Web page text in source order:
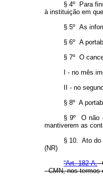
§ 4º Para
à instituição em
§ 5º As
§ 6º A
§ 7º O
I - no mês
II - no
§ 8º A
§ 9º O não
mantiverem as
§ 10. Ato do
(NR)
“Art. 182-A.
- CMN, nos termos